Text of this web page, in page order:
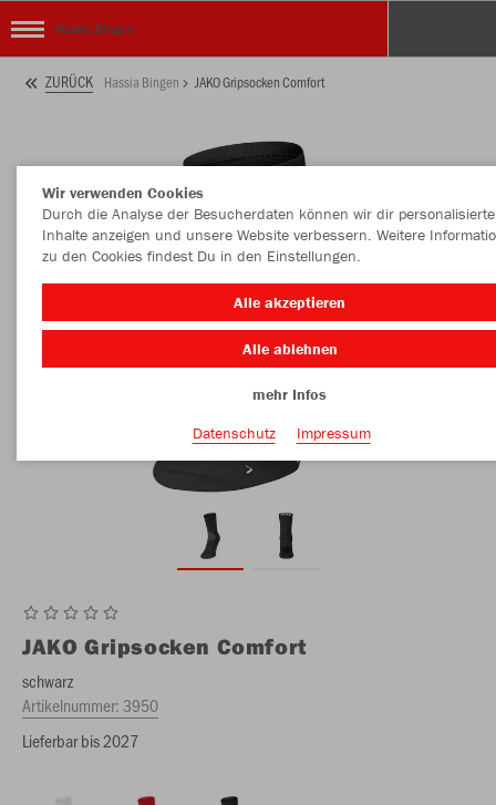
Hassia Bingen
ZURÜCK Hassia Bingen JAKO Gripsocken Comfort
JAKO Gripsocken Comfort
schwarz
Artikelnummer:3950
Lieferbar bis 2027
Wir verwenden Cookies
Durch die Analyse der Besucherdaten können wir dir personalisierte
Inhalte anzeigen und unsere Website verbessern. Weitere
zu den Cookies findest Du in den Einstellungen.
Alle akzeptieren
Alle ablehnen
mehr Infos
Datenschutz
Impressum